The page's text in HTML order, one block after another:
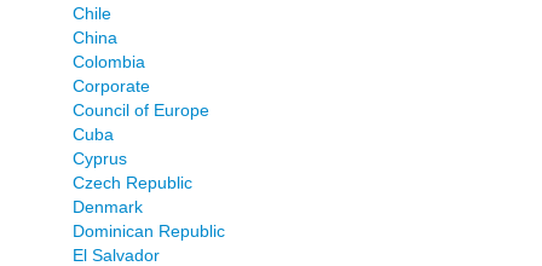
Chile
China
Colombia
Corporate
Council of Europe
Cuba
Cyprus
Czech Republic
Denmark
Dominican Republic
El Salvador